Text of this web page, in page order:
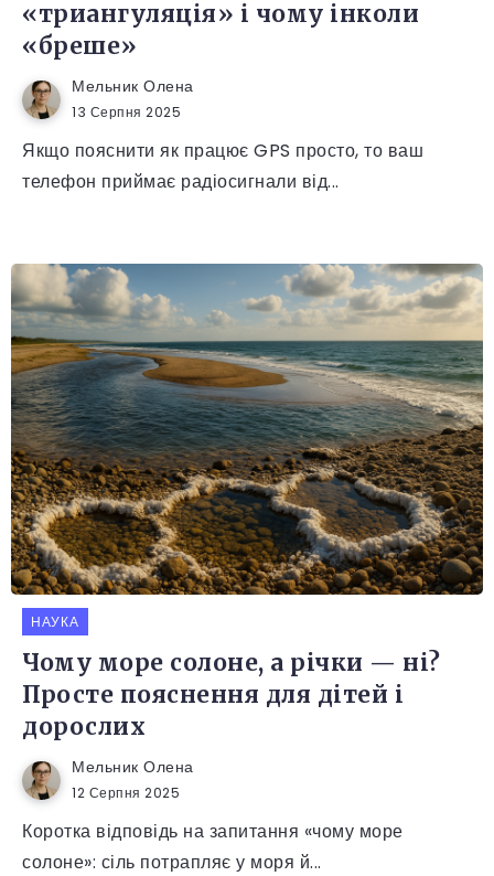
«триангуляція» і чому інколи
«бреше»
Мельник Олена
13 Серпня 2025
Якщо пояснити як працює GPS просто, то ваш
телефон приймає радіосигнали від...
НАУКА
Чому море солоне, а річки — ні?
Просте пояснення для дітей і
дорослих
Мельник Олена
12 Серпня 2025
Коротка відповідь на запитання «чому море
солоне»: сіль потрапляє у моря й...